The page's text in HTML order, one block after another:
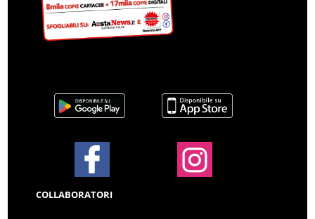
COLLABORATORI